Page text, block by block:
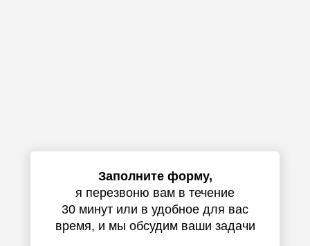
Заполните форму,
я перезвоню вам в течение
30 минут или в удобное для вас
время, и мы обсудим ваши задачи